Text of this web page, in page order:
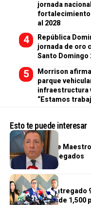
jornada
al 2028
República
jornada de oro
Santo Domingo
Morrison
parque
infraestructura
“Estamos
Esto te puede interesar
GENERALES
Cooperativa de
General de Delegados
GENERALES
Gobierno ha entregado
alcanzar meta de 1,500